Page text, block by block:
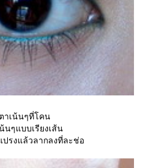
าเน้นๆที่โคน
นๆแบบเรียงเส้น
รงแล้วลากลงที่ละช่อ